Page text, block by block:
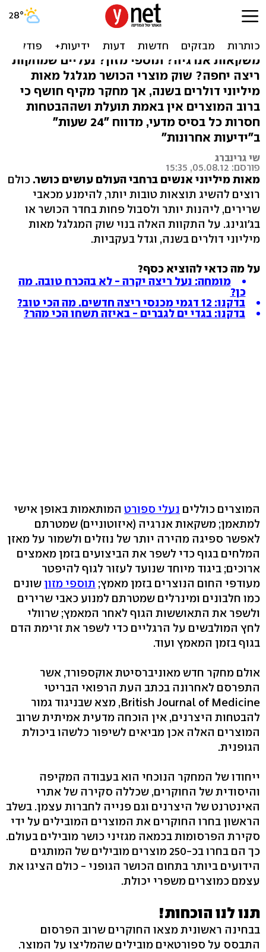
מחקר: רוב המוצרים לשיפור
הכושר - לא יעילים
משקאות אנרגיה? תוספי מזון? נעליים שמחקות
ריצה יחפה? שוק מוצרי הכושר מגלגל מאות
מיליוני דולרים בשנה, אך מחקר מקיף חושף כי
ברוב המוצרים אין באמת תועלת ושההבטחות
חסרות כל בסיס מדעי, מדווח "24 שעות"
ב"ידיעות אחרונות"
שי גרינברג
פורסם: 05.08.12, 15:35
מאות מיליוני אנשים ברחבי העולם עושים כושר. כולם
רוצים להשיג תוצאות טובות יותר, להימנע מכאבי
שרירים, ליהנות יותר ולסבול פחות בחדר הכושר או
בג'וגינג. על התקוות האלה בנוי שוק המגלגל מאות
מיליוני דולרים בשנה, וגדל בעקביות.
על מה כדאי להוציא כסף?
מומחה: נעל ריצה יקרה - לא בהכרח טובה. מה
כן?
בדקנו: 12 דגמי מכנסי ריצה חדשים. מה הכי טוב?
בדקנו: בגדי ים לגברים - באיזה תשחו הכי מהר?
המוצרים כוללים נעלי ספורט המותאמות באופן אישי
למתאמן; משקאות אנרגיה (איזוטוניים) שמטרתם
לאפשר ספיגה מהירה יותר של נוזלים ולשמור על מאזן
המלחים בגוף כדי לשפר את הביצועים בזמן מאמצים
ארוכים; ביגוד מיוחד שנועד לעזור לגוף להיפטר
מעודפי החום הנוצרים בזמן מאמץ; תוספי מזון שונים
כמו חלבונים ומינרלים שמטרתם למנוע כאבי שרירים
ולשפר את התאוששות הגוף לאחר המאמץ; שרוולי
לחץ המולבשים על הרגליים כדי לשפר את זרימת הדם
בגוף בזמן המאמץ ועוד.
אולם מחקר חדש מאוניברסיטת אוקספורד, אשר
התפרסם לאחרונה בכתב העת הרפואי הבריטי
‭,British Journal of Medicine‬ מצא שבניגוד גמור
להבטחות היצרנים, אין הוכחה מדעית אמיתית שרוב
המוצרים האלה אכן מביאים לשיפור כלשהו ביכולת
הגופנית.
ייחודו של המחקר הנוכחי הוא בעבודה המקיפה
והיסודית של החוקרים, שכללה סקירה של אתרי
האינטרנט של היצרנים וגם פנייה לחברות עצמן. בשלב
הראשון בחרו החוקרים את המוצרים המובילים על ידי
סקירת הפרסומות בכמאה מגזיני כושר מובילים בעולם.
כך הם בחרו בכ-250 ‬מוצרים מובילים של המותגים
הידועים ביותר בתחום הכושר הגופני - כולם הציגו את
עצמם כמוצרים משפרי יכולת.
תנו לנו הוכחות!
בבחינה ראשונית מצאו החוקרים שרוב הפרסום
התבסס על ספורטאים מובילים שהמליצו על המוצר.